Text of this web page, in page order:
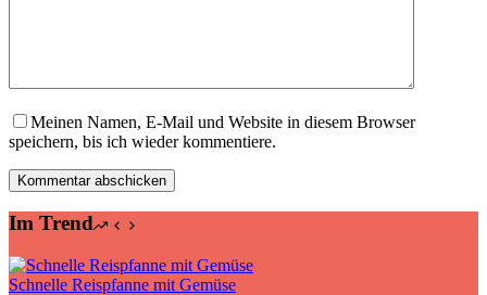
Meinen Namen, E-Mail und Website in diesem Browser
speichern, bis ich wieder kommentiere.
Kommentar abschicken
Im Trend
Schnelle Reispfanne mit Gemüse